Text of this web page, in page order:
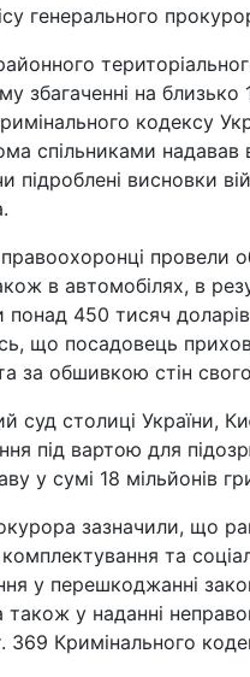
генерального
збагаченні на близько
кодексу
спільниками
висновки
провели
в автомобілях, в
450 тисяч
що посадовець
за обшивкою стін
суд столиці України,
під вартою для
у сумі 18 мільйонів
зазначили, що
та
у перешкоджанні
у наданні
369 Кримінального